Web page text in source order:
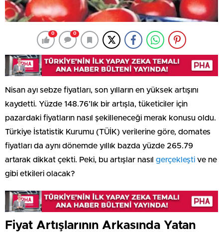
0 0
Nisan ayı sebze fiyatları, son yılların en yüksek artışını
kaydetti. Yüzde 148.76’lık bir artışla, tüketiciler için
pazardaki fiyatların nasıl şekilleneceği merak konusu oldu.
Türkiye İstatistik Kurumu (TÜİK) verilerine göre, domates
fiyatları da aynı dönemde yıllık bazda yüzde 265.79
artarak dikkat çekti. Peki, bu artışlar nasıl gerçekleşti ve ne
gibi etkileri olacak?
Fiyat Artışlarının Arkasında Yatan